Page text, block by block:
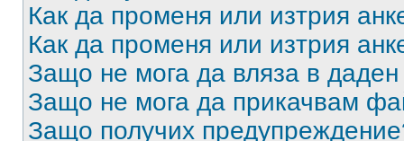
Как да променя или изтрия
Как да променя или изтрия
Защо не мога да вляза в
Защо не мога да прикачвам
Защо получих